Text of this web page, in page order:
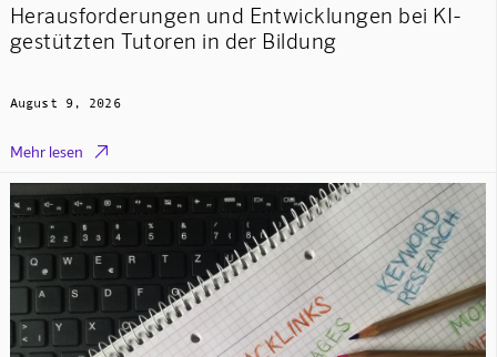
Herausforderungen und Entwicklungen bei KI-
gestützten Tutoren in der Bildung
August 9, 2026
Mehr lesen 